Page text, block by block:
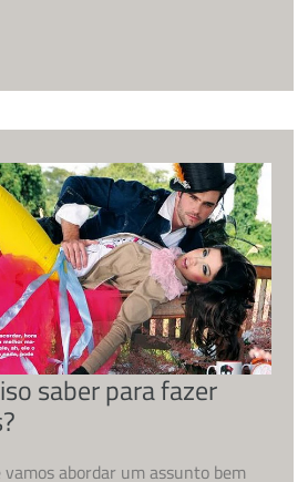
saber para fazer
abordar um assunto bem